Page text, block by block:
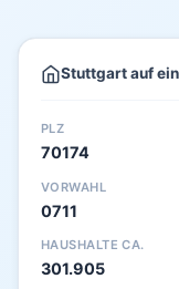
Stuttgart auf
PLZ
70174
VORWAHL
0711
HAUSHALTE CA.
301.905